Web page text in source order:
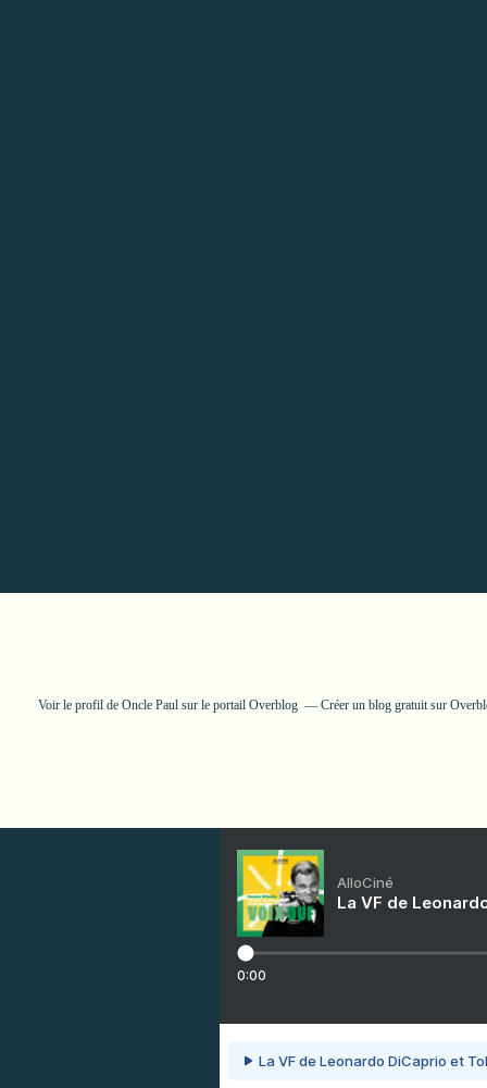
Voir le profil de Oncle Paulsur le portail Overblog Créer un blog gratuit sur
AlloCiné
La VF de
0:00
La VF de Leonardo DiCaprio et